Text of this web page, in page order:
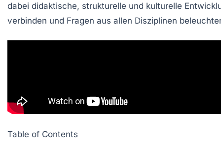
dabei didaktische, strukturelle und kulturelle
verbinden und Fragen aus allen Disziplinen
Table of Contents